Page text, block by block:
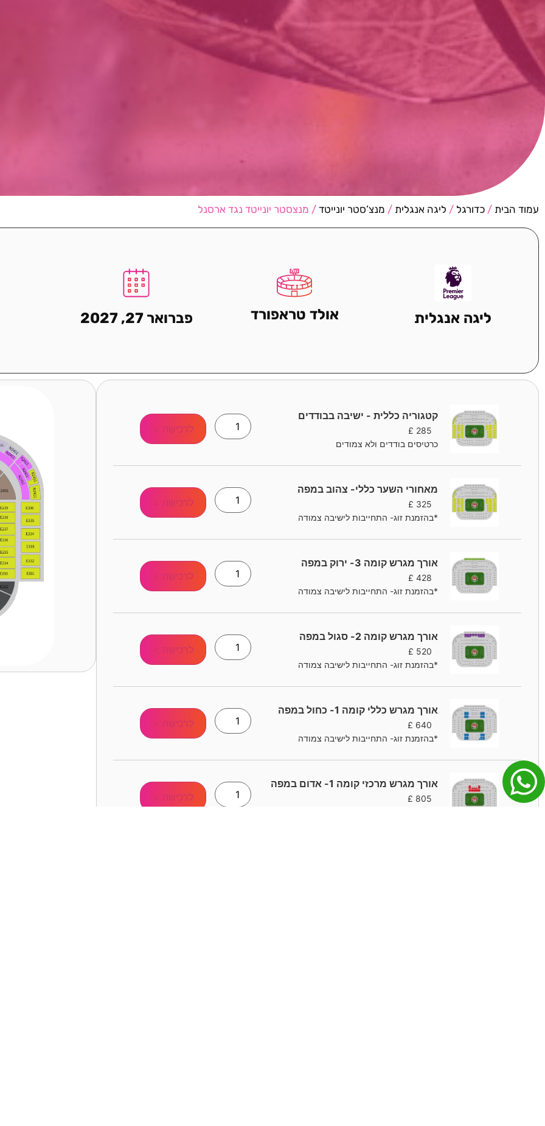
עמוד הבית / כדורגל / ליגה אנגלית / מנצ’סטר יונייטד / מנצסטר יונייטד נגד ארסנל
ליגה אנגלית אולד טראפורד פברואר 27, 2027
קטגוריה כללית - ישיבה בבודדים
285
£
כרטיסים בודדים ולא צמודים
לרכישה >
מאחורי השער כללי- צהוב במפה
325
£
*בהזמנת זוג- התחייבות לישיבה צמודה
לרכישה >
אורך מגרש קומה 3- ירוק במפה
428
£
*בהזמנת זוג- התחייבות לישיבה צמודה
לרכישה >
אורך מגרש קומה 2- סגול במפה
520
£
*בהזמנת זוג- התחייבות לישיבה צמודה
לרכישה >
אורך מגרש כללי קומה 1- כחול במפה
640
£
*בהזמנת זוג- התחייבות לישיבה צמודה
לרכישה >
אורך מגרש מרכזי קומה 1- אדום במפה
805
£
לרכישה >